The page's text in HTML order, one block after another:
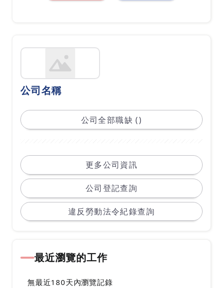
公司名稱
公司全部職缺 ()
更多公司資訊
公司登記查詢
違反勞動法令紀錄查詢
最近瀏覽的工作
無最近180天內瀏覽記錄